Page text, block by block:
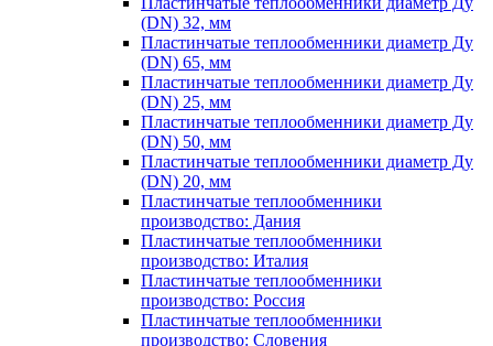
(DN) 32, мм
Пластинчатые теплообменники диаметр Ду
(DN) 65, мм
Пластинчатые теплообменники диаметр Ду
(DN) 25, мм
Пластинчатые теплообменники диаметр Ду
(DN) 50, мм
Пластинчатые теплообменники диаметр Ду
(DN) 20, мм
Пластинчатые теплообменники
производство: Дания
Пластинчатые теплообменники
производство: Италия
Пластинчатые теплообменники
производство: Россия
Пластинчатые теплообменники
производство: Словения